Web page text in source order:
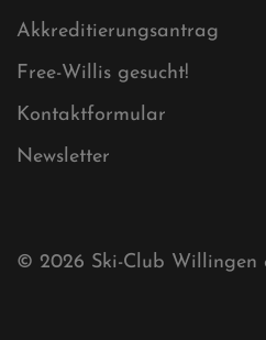
Sitemap XML
Cookies
Ski-Club
Mühlenkopfschanze
Akkreditierungsantrag